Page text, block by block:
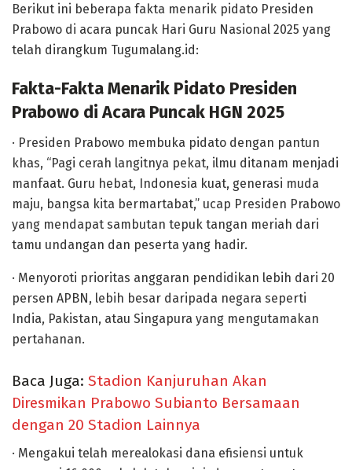
Berikut ini beberapa fakta menarik pidato Presiden
Prabowo di acara puncak Hari Guru Nasional 2025 yang
telah dirangkum Tugumalang.id:
Fakta-Fakta Menarik Pidato Presiden
Prabowo di Acara Puncak HGN 2025
· Presiden Prabowo membuka pidato dengan pantun
khas, “Pagi cerah langitnya pekat, ilmu ditanam menjadi
manfaat. Guru hebat, Indonesia kuat, generasi muda
maju, bangsa kita bermartabat,” ucap Presiden Prabowo
yang mendapat sambutan tepuk tangan meriah dari
tamu undangan dan peserta yang hadir.
· Menyoroti prioritas anggaran pendidikan lebih dari 20
persen APBN, lebih besar daripada negara seperti
India, Pakistan, atau Singapura yang mengutamakan
pertahanan.
Baca Juga: Stadion Kanjuruhan Akan
Diresmikan Prabowo Subianto Bersamaan
dengan 20 Stadion Lainnya
· Mengakui telah merealokasi dana efisiensi untuk